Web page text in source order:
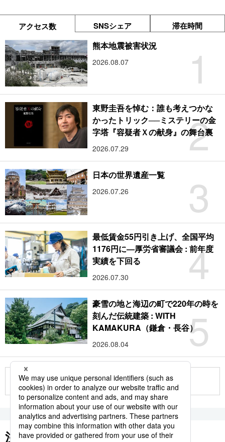
アクセス数 SNSシェア 滞在時間
1
熊本地震被害状況
2026.08.07
2
東野圭吾を悼む：誰も考えつかな
かったトリック──ミステリーの金
字塔『容疑者Ｘの献身』の舞台裏
2026.07.29
3
日本の世界遺産一覧
2026.07.26
4
最低賃金55円引き上げ、全国平均
1176円に―厚労省審議会 : 前年度
実績を下回る
2026.07.30
5
豪雪の地と海辺の町で220年の時を
刻んだ伝統建築 : WITH
KAMAKURA（鎌倉・長谷）
2026.08.04
もっと見る
注目のキーワード